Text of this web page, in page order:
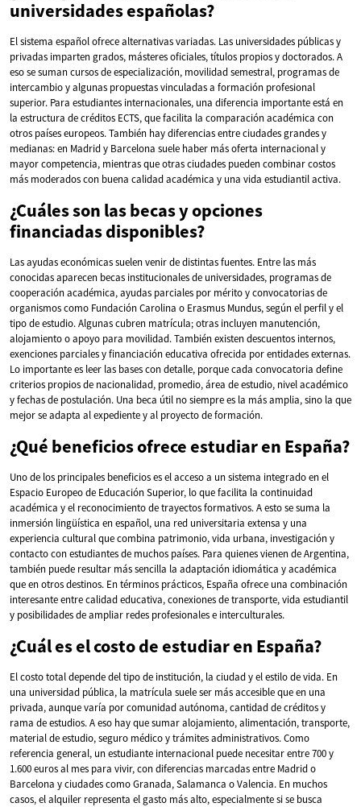
universidades españolas?
El sistema español ofrece alternativas variadas. Las universidades públicas y
privadas imparten grados, másteres oficiales, títulos propios y doctorados. A
eso se suman cursos de especialización, movilidad semestral, programas de
intercambio y algunas propuestas vinculadas a formación profesional
superior. Para estudiantes internacionales, una diferencia importante está en
la estructura de créditos ECTS, que facilita la comparación académica con
otros países europeos. También hay diferencias entre ciudades grandes y
medianas: en Madrid y Barcelona suele haber más oferta internacional y
mayor competencia, mientras que otras ciudades pueden combinar costos
más moderados con buena calidad académica y una vida estudiantil activa.
¿Cuáles son las becas y opciones
financiadas disponibles?
Las ayudas económicas suelen venir de distintas fuentes. Entre las más
conocidas aparecen becas institucionales de universidades, programas de
cooperación académica, ayudas parciales por mérito y convocatorias de
organismos como Fundación Carolina o Erasmus Mundus, según el perfil y el
tipo de estudio. Algunas cubren matrícula; otras incluyen manutención,
alojamiento o apoyo para movilidad. También existen descuentos internos,
exenciones parciales y financiación educativa ofrecida por entidades externas.
Lo importante es leer las bases con detalle, porque cada convocatoria define
criterios propios de nacionalidad, promedio, área de estudio, nivel académico
y fechas de postulación. Una beca útil no siempre es la más amplia, sino la que
mejor se adapta al expediente y al proyecto de formación.
¿Qué beneficios ofrece estudiar en España?
Uno de los principales beneficios es el acceso a un sistema integrado en el
Espacio Europeo de Educación Superior, lo que facilita la continuidad
académica y el reconocimiento de trayectos formativos. A esto se suma la
inmersión lingüística en español, una red universitaria extensa y una
experiencia cultural que combina patrimonio, vida urbana, investigación y
contacto con estudiantes de muchos países. Para quienes vienen de Argentina,
también puede resultar más sencilla la adaptación idiomática y académica
que en otros destinos. En términos prácticos, España ofrece una combinación
interesante entre calidad educativa, conexiones de transporte, vida estudiantil
y posibilidades de ampliar redes profesionales e interculturales.
¿Cuál es el costo de estudiar en España?
El costo total depende del tipo de institución, la ciudad y el estilo de vida. En
una universidad pública, la matrícula suele ser más accesible que en una
privada, aunque varía por comunidad autónoma, cantidad de créditos y
rama de estudios. A eso hay que sumar alojamiento, alimentación, transporte,
material de estudio, seguro médico y trámites administrativos. Como
referencia general, un estudiante internacional puede necesitar entre 700 y
1.600 euros al mes para vivir, con diferencias marcadas entre Madrid o
Barcelona y ciudades como Granada, Salamanca o Valencia. En muchos
casos, el alquiler representa el gasto más alto, especialmente si se busca